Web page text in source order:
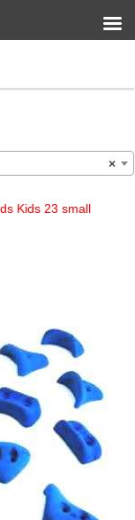
×
Kids 23 small